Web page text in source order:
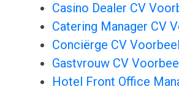
Casino Dealer CV
Catering Manager CV
Conciërge CV
Gastvrouw CV
Hotel Front Office